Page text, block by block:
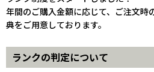
年間のご購入金額に応じて、ご注文時
典をご用意しております。
ランクの判定について